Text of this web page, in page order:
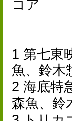
コア
1 第七東
魚、鈴木
2 海底特
森魚、鈴